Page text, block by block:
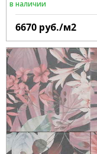
в наличии
6670 руб./м2